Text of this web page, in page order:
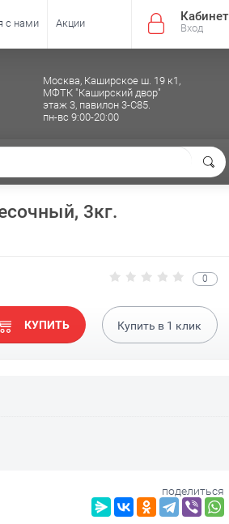
Кабинет
Вход
с нами Акции
Москва, Каширское ш. 19 к1,
МФТК "Каширский двор"
этаж 3, павилон 3-С85.
пн-вс 9:00-20:00
3кг.
0
КУПИТЬ Купить в 1 клик
поделиться